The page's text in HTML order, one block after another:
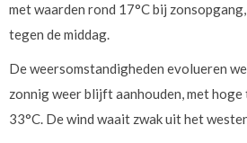
met waarden rond 17°C bij
tegen de middag.
De weersomstandigheden evolueren
zonnig weer blijft aanhouden, met
33°C. De wind waait zwak uit het